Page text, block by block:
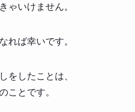
ゃいけません。
れば幸いです。
をしたことは、
ことです。